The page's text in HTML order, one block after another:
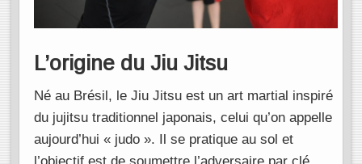
L’origine du Jiu Jitsu
Né au Brésil, le Jiu Jitsu est un art martial inspiré
du jujitsu traditionnel japonais, celui qu’on appelle
aujourd’hui « judo ». Il se pratique au sol et
l’objectif est de soumettre l’adversaire par clé